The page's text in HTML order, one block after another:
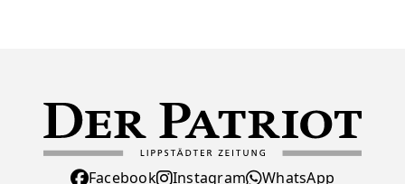
Facebook Instagram WhatsApp